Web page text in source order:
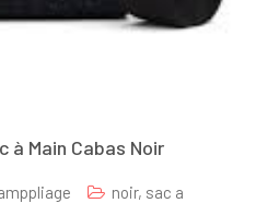
à Main Cabas Noir
noir, sac a